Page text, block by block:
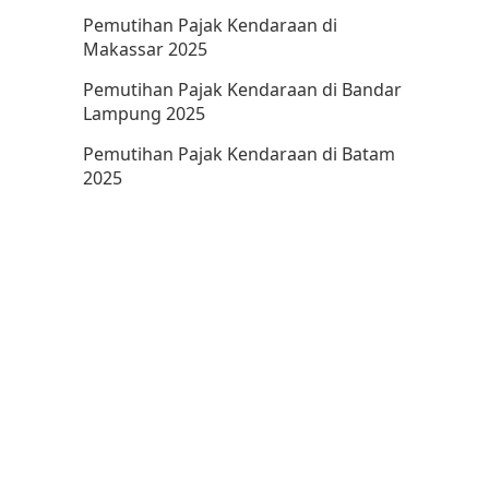
Pemutihan Pajak Kendaraan di
Makassar 2025
Pemutihan Pajak Kendaraan di Bandar
Lampung 2025
Pemutihan Pajak Kendaraan di Batam
2025